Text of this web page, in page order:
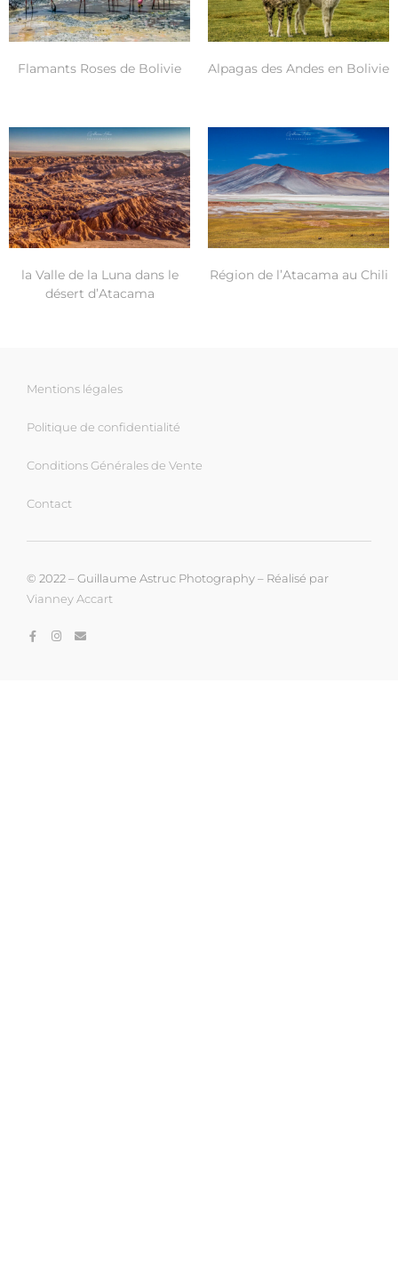
Flamants Roses de Bolivie Alpagas des Andes en Bolivie
la Valle de la Luna dans le
désert d’Atacama
Région de l’Atacama au Chili
Mentions légales
Politique de confidentialité
Conditions Générales de Vente
Contact
© 2022 – Guillaume Astruc Photography – Réalisé par
Vianney Accart